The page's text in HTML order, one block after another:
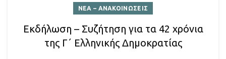
ΝΕΑ – ΑΝΑΚΟΙΝΩΣΕΙΣ
Εκδήλωση – Συζήτηση για τα 42 χρόνια
της Γ΄ Ελληνικής Δημοκρατίας